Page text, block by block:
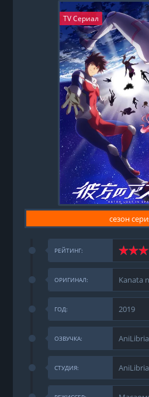
TV Сериал
сезон
РЕЙТИНГ:
ОРИГИНАЛ: Kanata
ГОД: 2019
ОЗВУЧКА:
СТУДИЯ: